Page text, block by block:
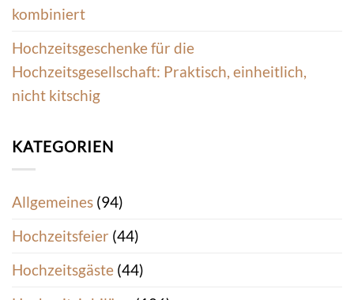
kombiniert
Hochzeitsgeschenke für die
Hochzeitsgesellschaft: Praktisch, einheitlich,
nicht kitschig
KATEGORIEN
Allgemeines (94)
Hochzeitsfeier (44)
Hochzeitsgäste (44)